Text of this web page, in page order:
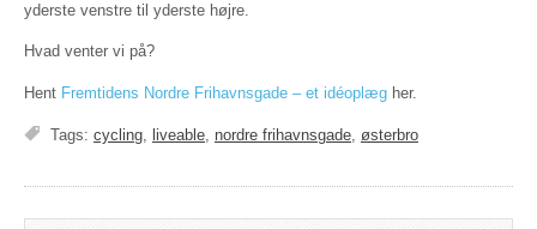
yderste venstre til yderste højre.
Hvad venter vi på?
Hent Fremtidens Nordre Frihavnsgade – et idéoplæg her.
Tags: cycling liveable nordre frihavnsgade østerbro